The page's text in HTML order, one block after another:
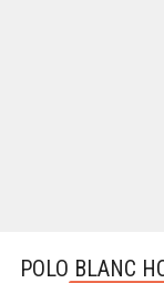
POLO BLANC